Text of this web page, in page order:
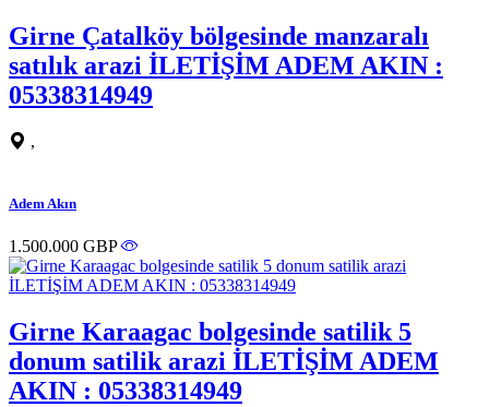
Girne Çatalköy bölgesinde manzaralı
satılık arazi İLETİŞİM ADEM AKIN :
05338314949
,
Adem Akın
1.500.000 GBP
Girne Karaagac bolgesinde satilik 5
donum satilik arazi İLETİŞİM ADEM
AKIN : 05338314949